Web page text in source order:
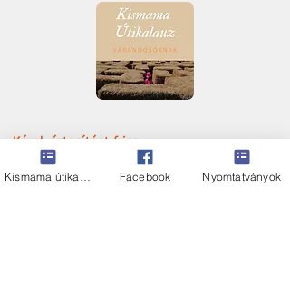
Kérekértesítést friss
hírekről
Facebook Nyomtatványok